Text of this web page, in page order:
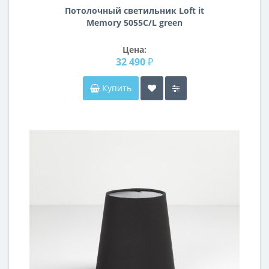
Потолочный светильник Loft it
Memory 5055C/L green
Цена:
32 490 ₽
Купить